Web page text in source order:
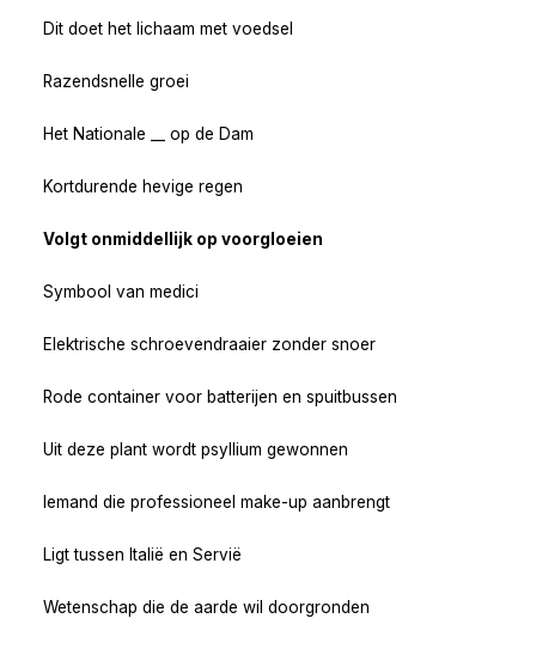
Dit doet het lichaam met voedsel
Razendsnelle groei
Het Nationale __ op de Dam
Kortdurende hevige regen
Volgt onmiddellijk op voorgloeien
Symbool van medici
Elektrische schroevendraaier zonder snoer
Rode container voor batterijen en spuitbussen
Uit deze plant wordt psyllium gewonnen
Iemand die professioneel make-up aanbrengt
Ligt tussen Italië en Servië
Wetenschap die de aarde wil doorgronden